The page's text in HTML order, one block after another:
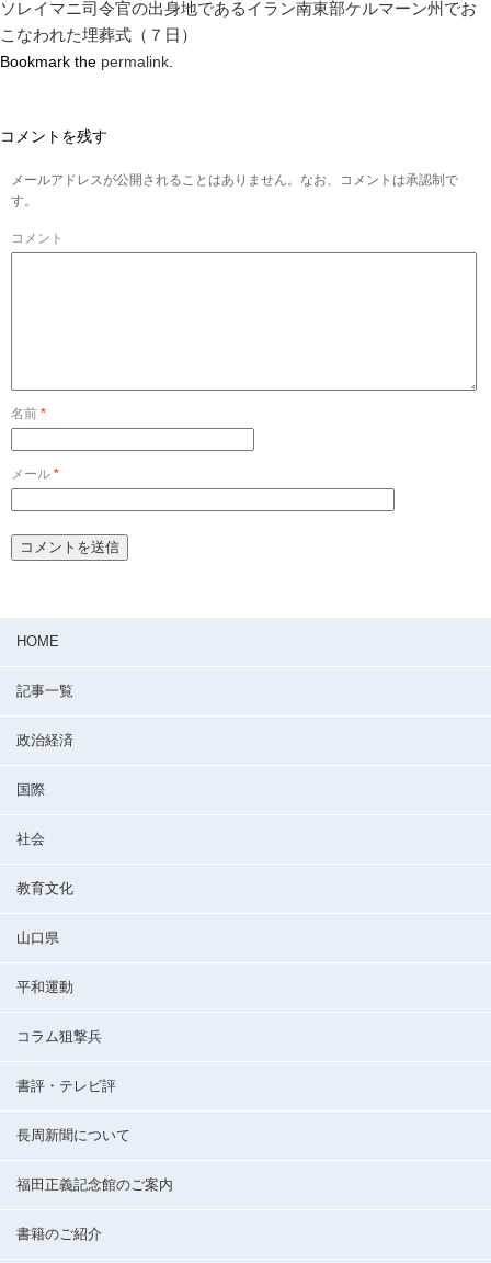
ソレイマニ司令官の出身地であるイラン南東部ケルマーン州でお
こなわれた埋葬式（７日）
Bookmark the permalink.
コメントを残す
メールアドレスが公開されることはありません。なお、コメントは承認制で
す。
コメント
名前 *
メール *
HOME
記事一覧
政治経済
国際
社会
教育文化
山口県
平和運動
コラム狙撃兵
書評・テレビ評
長周新聞について
福田正義記念館のご案内
書籍のご紹介